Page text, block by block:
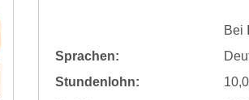
Bei
Sprachen:
Stundenlohn: